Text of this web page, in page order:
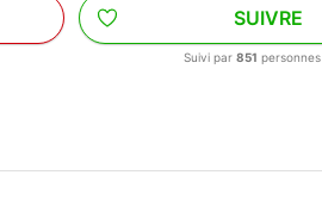
SUIVRE
Suivi par851 personnes